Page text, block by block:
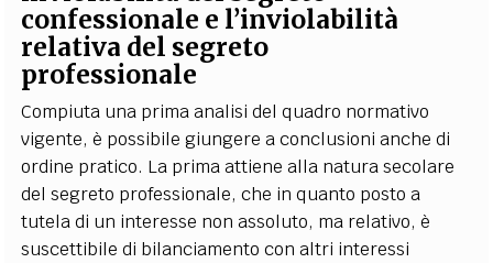
confessionale e l’inviolabilità
relativa del segreto
professionale
Compiuta una prima analisi del quadro normativo
vigente, è possibile giungere a conclusioni anche di
ordine pratico. La prima attiene alla natura secolare
del segreto professionale, che in quanto posto a
tutela di un interesse non assoluto, ma relativo, è
suscettibile di bilanciamento con altri interessi